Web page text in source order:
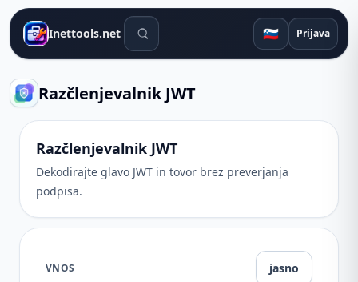
Inettools.net Orodja za iskanje 🇸🇮 Prijava
Razčlenjevalnik JWT
Razčlenjevalnik JWT
Dekodirajte glavo JWT in tovor brez preverjanja
podpisa.
VNOS jasno